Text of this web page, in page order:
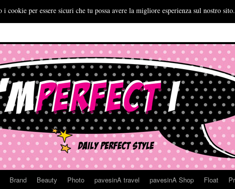
Brand Beauty Photo pavesinA travel pavesinA Shop Float
cookie per essere sicuri che tu possa avere la migliore esperienza sul nostro